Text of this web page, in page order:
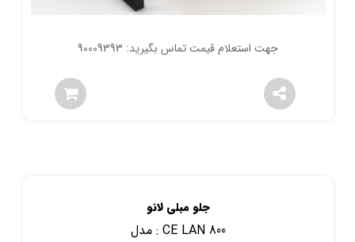
جهت استعلام قیمت تماس بگیرید: 90009393
جلو مبلی لانو
مدل : CE LAN 800